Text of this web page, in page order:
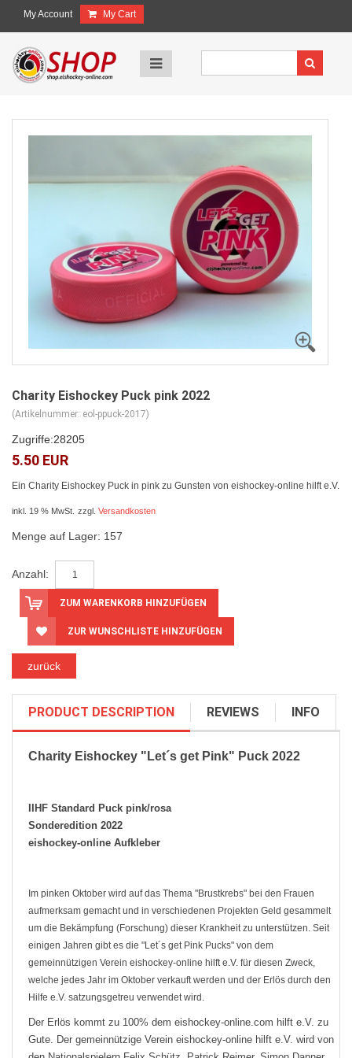
My Cart
My Account
Charity Eishockey Puck pink 2022
(Artikelnummer: eol-ppuck-2017)
Zugriffe:28205
5.50 EUR
Ein Charity Eishockey Puck in pink zu Gunsten von eishockey-online hilft e.V.
inkl. 19 % MwSt. zzgl. Versandkosten
Menge auf Lager: 157
Anzahl:
ZUM WARENKORB HINZUFÜGEN
PRODUCT DESCRIPTION REVIEWS INFO
Charity Eishockey "Let´s get Pink" Puck 2022
IIHF Standard Puck pink/rosa
Sonderedition 2022
eishockey-online Aufkleber
Im pinken Oktober wird auf das Thema "Brustkrebs" bei den Frauen
aufmerksam gemacht und in verschiedenen Projekten Geld gesammelt
um die Bekämpfung (Forschung) dieser Krankheit zu unterstützen. Seit
einigen Jahren gibt es die "Let´s get Pink Pucks" von dem
gemeinnützigen Verein eishockey-online hilft e.V. für diesen Zweck,
welche jedes Jahr im Oktober verkauft werden und der Erlös durch den
Hilfe e.V. satzungsgetreu verwendet wird.
Der Erlös kommt zu 100% dem eishockey-online.com hilft e.V. zu
Gute. Der gemeinnützige Verein eishockey-online hilft e.V. wird von
Hersteller:
Menge auf Lager:157